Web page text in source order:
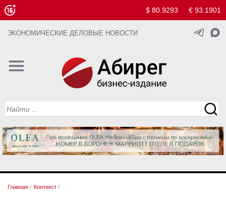
$ 80.9293 € 93.1901
ЭКОНОМИЧЕСКИЕ ДЕЛОВЫЕ НОВОСТИ
Главная / Контекст /